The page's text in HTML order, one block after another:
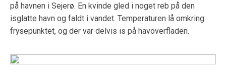
på havnen i Sejerø. En kvinde gled i noget reb på den
isglatte havn og faldt i vandet. Temperaturen lå omkring
frysepunktet, og der var delvis is på havoverfladen.